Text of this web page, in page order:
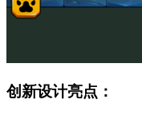
创新设计亮点：